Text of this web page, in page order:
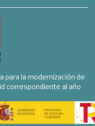
para la modernización de
correspondiente al año